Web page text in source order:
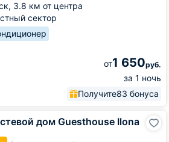
3.8 км от центра
сектор
от1 650руб.
за 1 ночь
Получите83 бонуса
дом Guesthouse Ilona